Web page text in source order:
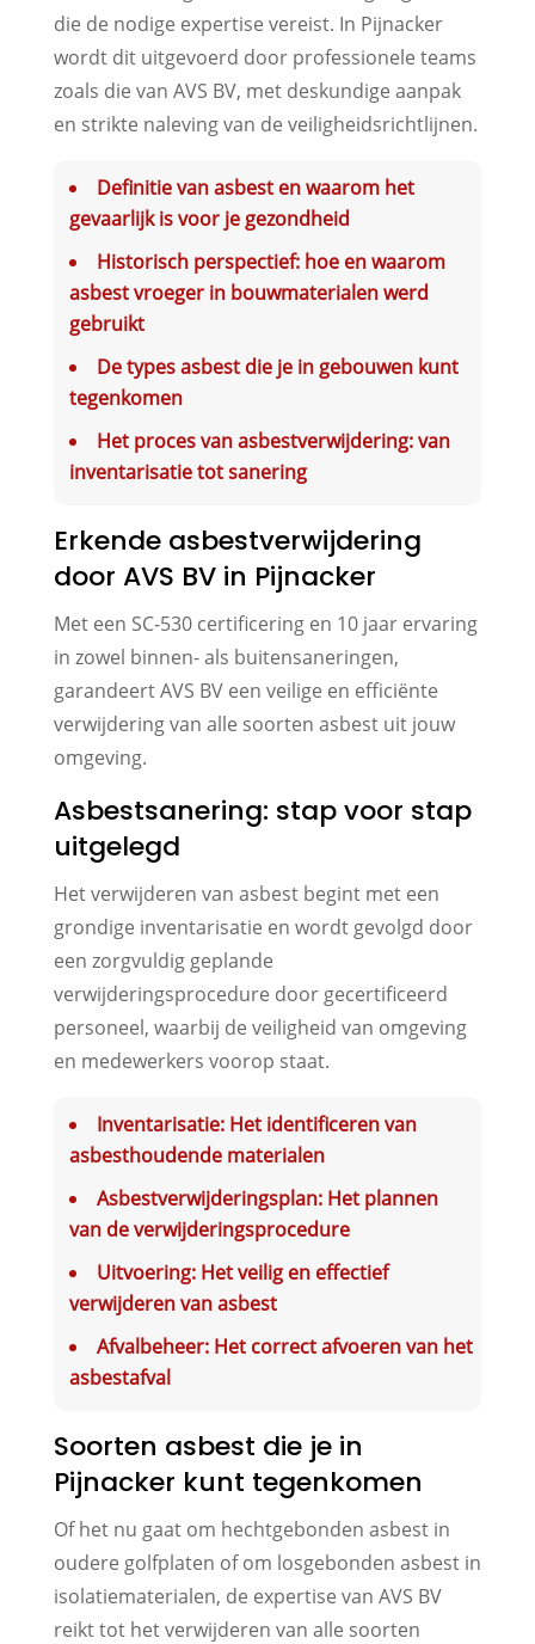
die de nodige expertise vereist. In Pijnacker
wordt dit uitgevoerd door professionele teams
zoals die van AVS BV, met deskundige aanpak
en strikte naleving van de veiligheidsrichtlijnen.
Definitie van asbest en waarom het
gevaarlijk is voor je gezondheid
Historisch perspectief: hoe en waarom
asbest vroeger in bouwmaterialen werd
gebruikt
De types asbest die je in gebouwen kunt
tegenkomen
Het proces van asbestverwijdering: van
inventarisatie tot sanering
Erkende asbestverwijdering
door AVS BV in Pijnacker
Met een SC-530 certificering en 10 jaar ervaring
in zowel binnen- als buitensaneringen,
garandeert AVS BV een veilige en efficiënte
verwijdering van alle soorten asbest uit jouw
omgeving.
Asbestsanering: stap voor stap
uitgelegd
Het verwijderen van asbest begint met een
grondige inventarisatie en wordt gevolgd door
een zorgvuldig geplande
verwijderingsprocedure door gecertificeerd
personeel, waarbij de veiligheid van omgeving
en medewerkers voorop staat.
Inventarisatie: Het identificeren van
asbesthoudende materialen
Asbestverwijderingsplan: Het plannen
van de verwijderingsprocedure
Uitvoering: Het veilig en effectief
verwijderen van asbest
Afvalbeheer: Het correct afvoeren van het
asbestafval
Soorten asbest die je in
Pijnacker kunt tegenkomen
Of het nu gaat om hechtgebonden asbest in
oudere golfplaten of om losgebonden asbest in
isolatiematerialen, de expertise van AVS BV
reikt tot het verwijderen van alle soorten